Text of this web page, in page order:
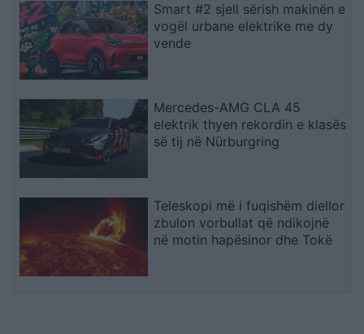
Smart #2 sjell sërish makinën e
vogël urbane elektrike me dy
vende
Mercedes-AMG CLA 45
elektrik thyen rekordin e klasës
së tij në Nürburgring
Teleskopi më i fuqishëm diellor
zbulon vorbullat që ndikojnë
në motin hapësinor dhe Tokë